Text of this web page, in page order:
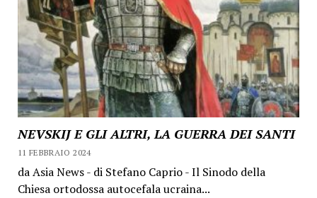
NEVSKIJ E GLI ALTRI, LA GUERRA DEI SANTI
11 FEBBRAIO 2024
da Asia News - di Stefano Caprio - Il Sinodo della
Chiesa ortodossa autocefala ucraina...